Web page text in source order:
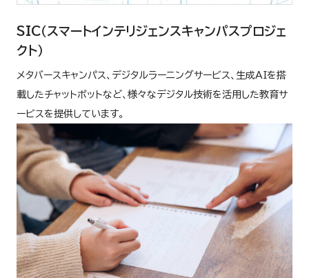
SIC（スマートインテリジェンスキャンパスプロジェ
クト）
メタバースキャンパス、デジタルラーニングサービス、生成AIを搭
載したチャットボットなど、様々なデジタル技術を活用した教育サ
ービスを提供しています。